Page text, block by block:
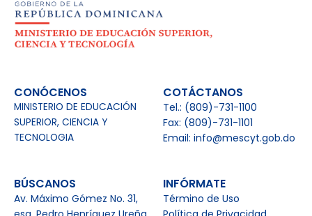
CONÓCENOS
MINISTERIO DE EDUCACIÓN
SUPERIOR, CIENCIA Y
TECNOLOGIA
COTÁCTANOS
Tel.: (809)-731-1100
Fax: (809)-731-1101
Email: info@mescyt.gob.do
BÚSCANOS
Av. Máximo Gómez No. 31,
INFÓRMATE
Término de Uso